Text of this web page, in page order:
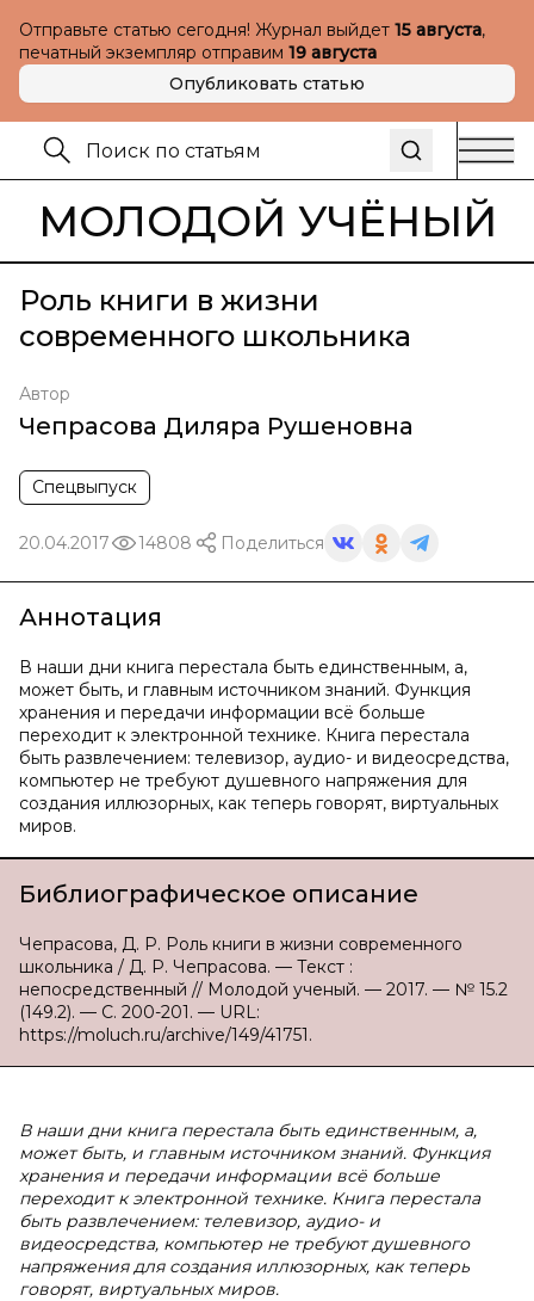
Отправьте статью сегодня! Журнал выйдет 15 августа,
печатный экземпляр отправим 19 августа
Опубликовать статью
МОЛОДОЙ УЧЁНЫЙ
Роль книги в жизни
современного школьника
Автор
Чепрасова Диляра Рушеновна
Спецвыпуск
20.04.2017 14808 Поделиться
Аннотация
В наши дни книга перестала быть единственным, а,
может быть, и главным источником знаний. Функция
хранения и передачи информации всё больше
переходит к электронной технике. Книга перестала
быть развлечением: телевизор, аудио- и видеосредства,
компьютер не требуют душевного напряжения для
создания иллюзорных, как теперь говорят, виртуальных
миров.
Библиографическое описание
Чепрасова, Д. Р. Роль книги в жизни современного
школьника / Д. Р. Чепрасова. — Текст :
непосредственный // Молодой ученый. — 2017. — № 15.2
(149.2). — С. 200-201. — URL:
https://moluch.ru/archive/149/41751.
В наши дни книга перестала быть единственным, а,
может быть, и главным источником знаний. Функция
хранения и передачи информации всё больше
переходит к электронной технике. Книга перестала
быть развлечением: телевизор, аудио- и
видеосредства, компьютер не требуют душевного
напряжения для создания иллюзорных, как теперь
говорят, виртуальных миров.